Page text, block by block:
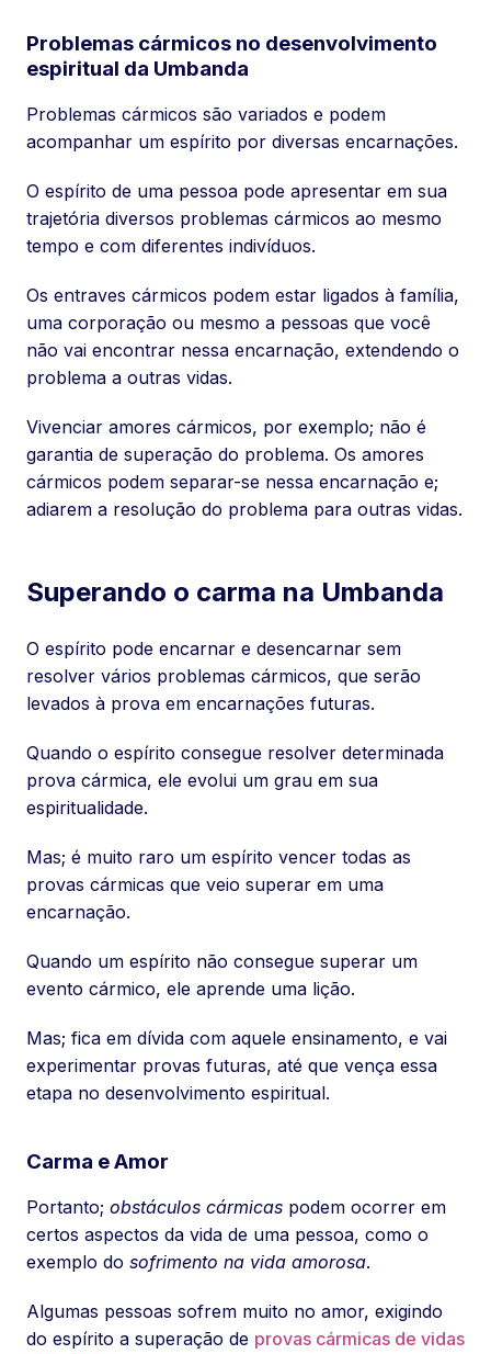
Problemas cármicos no desenvolvimento
espiritual da Umbanda
Problemas cármicos são variados e podem
acompanhar um espírito por diversas encarnações.
O espírito de uma pessoa pode apresentar em sua
trajetória diversos problemas cármicos ao mesmo
tempo e com diferentes indivíduos.
Os entraves cármicos podem estar ligados à família,
uma corporação ou mesmo a pessoas que você
não vai encontrar nessa encarnação, extendendo o
problema a outras vidas.
Vivenciar amores cármicos, por exemplo; não é
garantia de superação do problema. Os amores
cármicos podem separar-se nessa encarnação e;
adiarem a resolução do problema para outras vidas.
Superando o carma na Umbanda
O espírito pode encarnar e desencarnar sem
resolver vários problemas cármicos, que serão
levados à prova em encarnações futuras.
Quando o espírito consegue resolver determinada
prova cármica, ele evolui um grau em sua
espiritualidade.
Mas; é muito raro um espírito vencer todas as
provas cármicas que veio superar em uma
encarnação.
Quando um espírito não consegue superar um
evento cármico, ele aprende uma lição.
Mas; fica em dívida com aquele ensinamento, e vai
experimentar provas futuras, até que vença essa
etapa no desenvolvimento espiritual.
Carma e Amor
Portanto; obstáculos cármicas podem ocorrer em
certos aspectos da vida de uma pessoa, como o
exemplo do sofrimento na vida amorosa.
Algumas pessoas sofrem muito no amor, exigindo
do espírito a superação de provas cármicas de vidas